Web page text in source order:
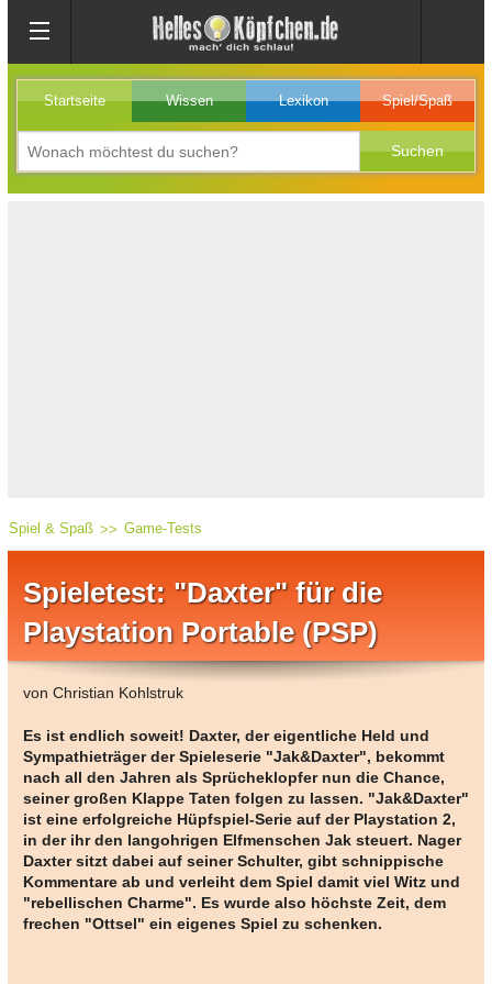
Startseite Wissen Lexikon Spiel/Spaß
Spiel & Spaß Game-Tests
Spieletest: "Daxter" für die
Playstation Portable (PSP)
von Christian Kohlstruk
Es ist endlich soweit! Daxter, der eigentliche Held und
Sympathieträger der Spieleserie "Jak&Daxter", bekommt
nach all den Jahren als Sprücheklopfer nun die Chance,
seiner großen Klappe Taten folgen zu lassen. "Jak&Daxter"
ist eine erfolgreiche Hüpfspiel-Serie auf der Playstation 2,
in der ihr den langohrigen Elfmenschen Jak steuert. Nager
Daxter sitzt dabei auf seiner Schulter, gibt schnippische
Kommentare ab und verleiht dem Spiel damit viel Witz und
"rebellischen Charme". Es wurde also höchste Zeit, dem
frechen "Ottsel" ein eigenes Spiel zu schenken.